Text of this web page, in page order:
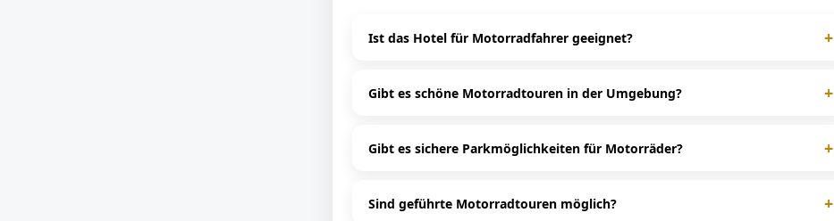
Ist das Hotel für Motorradfahrer geeignet? +
und bietet passende Services für Biker.
Gibt es schöne Motorradtouren in der Umgebung? +
und beliebte Motorradtouren.
Gibt es sichere Parkmöglichkeiten für Motorräder? +
spezielle Motorradparkplätze für maximale Sicherheit.
Sind geführte Motorradtouren möglich? +